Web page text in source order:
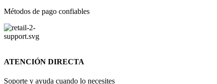
Métodos de pago confiables
ATENCIÓN DIRECTA
Soporte y ayuda cuando lo necesites